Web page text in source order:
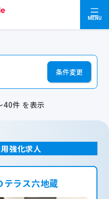
MENU
条件変更
件 を表示
強化求人
テラス六地蔵